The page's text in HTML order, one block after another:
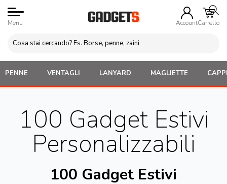
Menu AccountCarrello
PENNE VENTAGLI LANYARD MAGLIETTE
100 Gadget Estivi
Personalizzabili
100 Gadget Estivi